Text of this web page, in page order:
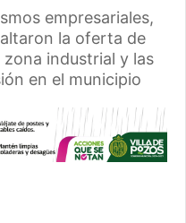
empresariales,
la oferta de
industrial y las
en el municipio